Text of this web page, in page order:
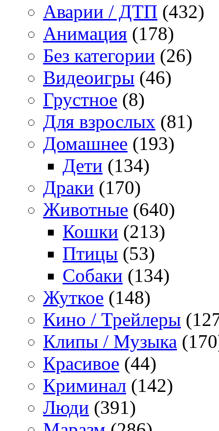
Аварии / ДТП (432)
Анимация (178)
Без категории (26)
Видеоигры (46)
Грустное (8)
Для взрослых (81)
Домашнее (193)
Дети (134)
Драки (170)
Животные (640)
Кошки (213)
Птицы (53)
Собаки (134)
Жуткое (148)
Кино / Трейлеры
Клипы / Музыка
Красивое (44)
Криминал (142)
Люди (391)